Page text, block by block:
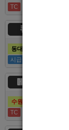
TC
큐브
동대문호빠 큐브, 장
시급
메이드
TC